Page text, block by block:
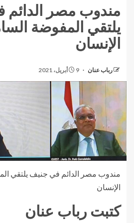
مندوب مصر
يلتقي المفوضة
الإنسان
رباب عنان 9 أبريل، 2021
مندوب مصر الدائم في جنيف يلتقي
الإنسان
كتبت رباب عنان